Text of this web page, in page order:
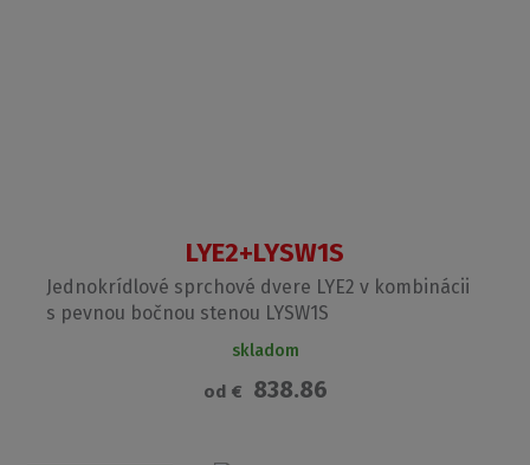
LYE2+LYSW1S
Jednokrídlové sprchové dvere LYE2 v kombinácii
s pevnou bočnou stenou LYSW1S
skladom
od € 838.86